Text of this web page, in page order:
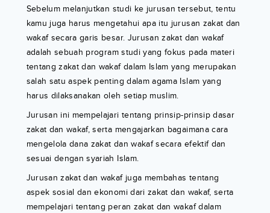
Sebelum melanjutkan studi ke jurusan tersebut, tentu
kamu juga harus mengetahui apa itu jurusan zakat dan
wakaf secara garis besar. Jurusan zakat dan wakaf
adalah sebuah program studi yang fokus pada materi
tentang zakat dan wakaf dalam Islam yang merupakan
salah satu aspek penting dalam agama Islam yang
harus dilaksanakan oleh setiap muslim.
Jurusan ini mempelajari tentang prinsip-prinsip dasar
zakat dan wakaf, serta mengajarkan bagaimana cara
mengelola dana zakat dan wakaf secara efektif dan
sesuai dengan syariah Islam.
Jurusan zakat dan wakaf juga membahas tentang
aspek sosial dan ekonomi dari zakat dan wakaf, serta
mempelajari tentang peran zakat dan wakaf dalam